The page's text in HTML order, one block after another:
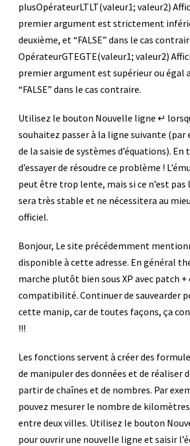
plusOpérateurLTLT(valeur1; valeur2)
premier argument est strictement
deuxième, et “FALSE” dans le cas
OpérateurGTEGTE(valeur1; valeur2)
premier argument est supérieur ou égal
“FALSE” dans le cas contraire.
Utilisez le bouton Nouvelle ligne ↵
souhaitez passer à la ligne suivante (par
de la saisie de systèmes d’équations).
d’essayer de résoudre ce problème !
peut être trop lente, mais si ce n’est pas
sera très stable et ne nécessitera au
officiel.
Bonjour, Le site précédemment
disponible à cette adresse. En général
marche plutôt bien sous XP avec patch
compatibilité. Continuer de sauvearder
cette manip, car de toutes façons, ça
!!!
Les fonctions servent à créer des
de manipuler des données et de réaliser
partir de chaînes et de nombres. Par
pouvez mesurer le nombre de
entre deux villes. Utilisez le bouton
pour ouvrir une nouvelle ligne et saisir